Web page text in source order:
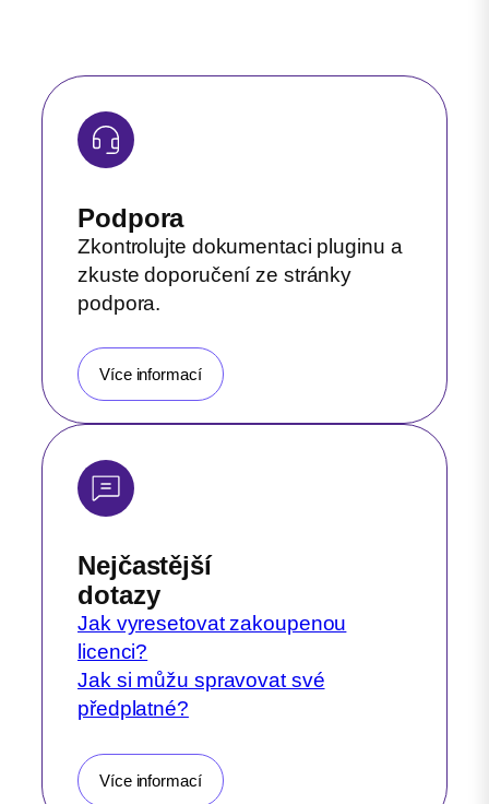
Podpora
Zkontrolujte dokumentaci pluginu a
zkuste doporučení ze stránky
podpora.
Více informací
Nejčastější
dotazy
Jak vyresetovat zakoupenou
licenci?
Jak si můžu spravovat své
předplatné?
Více informací